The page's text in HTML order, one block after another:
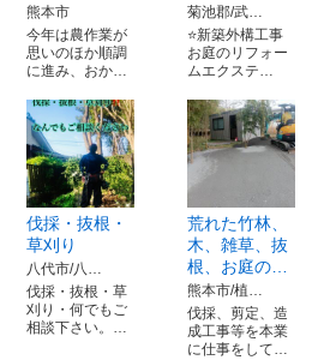
熊本市
今年は農作業が
思いのほか順調
に進み、おか…
菊池郡/武…
⭐️新築外構工事
お庭のリフォー
ムエクステ…
伐採・抜根・
草刈り
八代市/八…
伐採・抜根・草
刈り・何でもご
相談下さい。…
荒れた竹林、
木、雑草、抜
根、お庭の…
熊本市/植…
伐採、剪定、造
成工事等を本業
に仕事をして…